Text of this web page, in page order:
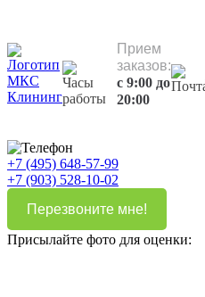
Прием
заказов:
с 9:00 до
20:00
+7 (495) 648-57-99
+7 (903) 528-10-02
Перезвоните мне!
Присылайте фото для оценки: